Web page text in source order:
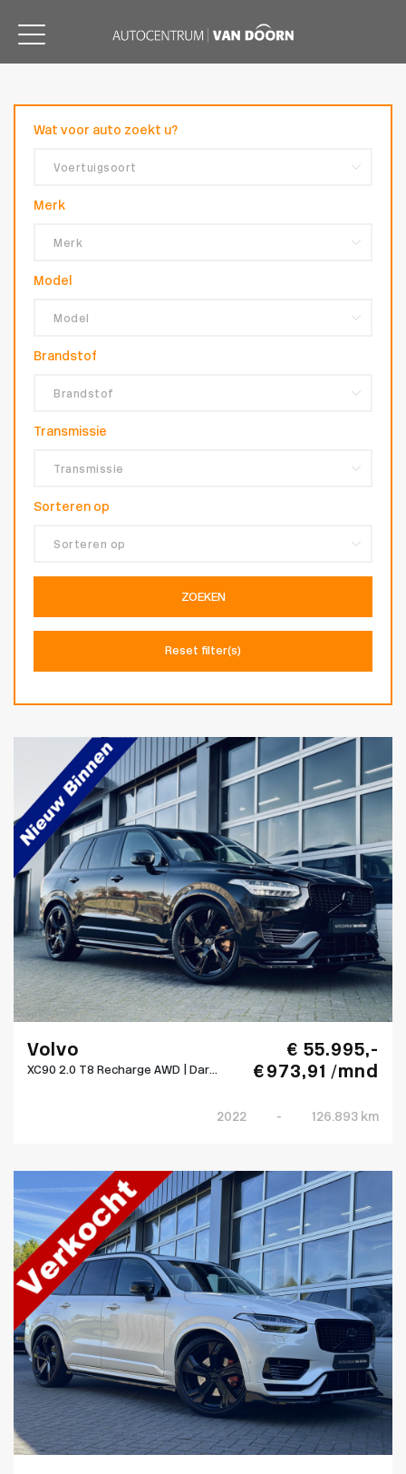
Wat voor auto zoekt u?
Merk
Model
Brandstof
Transmissie
Sorteren op
ZOEKEN
Reset filter(s)
Volvo
XC90 2.0 T8 Recharge AWD | Dar...
€ 55.995,-
€ 973,91 /mnd
2022 - 126.893 km